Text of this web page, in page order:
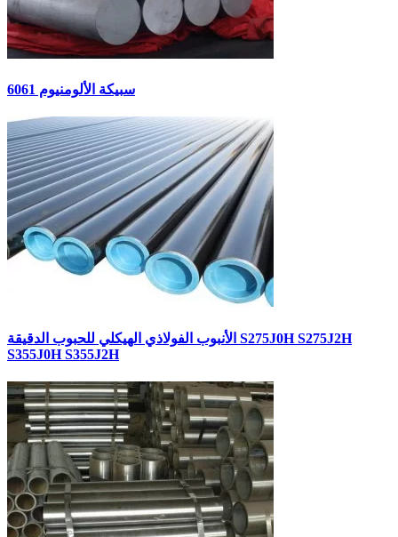
سبيكة الألومنيوم 6061
الأنبوب الفولاذي الهيكلي للحبوب الدقيقة S275J0H S275J2H
S355J0H S355J2H